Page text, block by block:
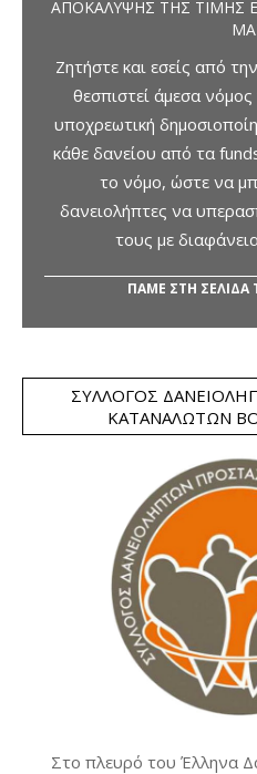
ΑΠΟΚΆΛΥΨΗΣ ΤΗΣ ΤΙΜΉΣ
Ζητήστε και εσείς από
θεσπιστεί άμεσα
υποχρεωτική
κάθε δανείου από τα
το νόμο, ώστε να
δανειολήπτες να
τους με
ΠΑΜΕ ΣΤΗ
ΣΎΛΛΟΓΟΣ
ΚΑΤΑΝΑΛΩΤΏΝ
Στο πλευρό του Έλληνα